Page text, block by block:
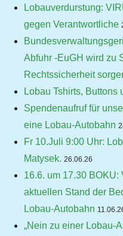
Lobauverdurstung:
gegen Verantwortliche
Abfuhr -EuGH wird zu
Rechtssicherheit
Lobau Tshirts,
Spendenaufruf für
eine Lobau-Autobahn
Fr 10.Juli 9:00 Uhr:
Matysek. 26.06.26
16.6. um 17.30
aktuellen Stand der
Lobau-Autobahn
„Nein zu einer Lobau-